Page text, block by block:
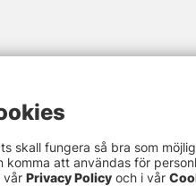
skall fungera så bra som
att användas för
vår Privacy Policy och i vår